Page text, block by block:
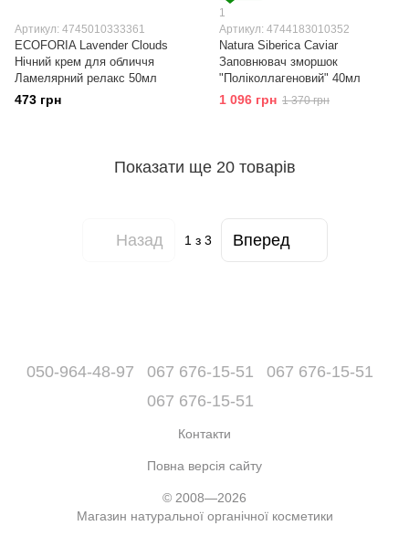
Артикул: 4745010333361
ECOFORIA Lavender Clouds
Нічний крем для обличчя
Ламелярний релакс 50мл
473 грн
1
Артикул: 4744183010352
Natura Siberica Caviar
Заповнювач зморшок
"Поліколлагеновий" 40мл
1 096 грн 1 370 грн
Показати ще 20 товарів
Назад 1 з 3 Вперед
050-964-48-97 067 676-15-51
067 676-15-51
067 676-15-51
Контакти
Повна версія сайту
© 2008—2026
Магазин натуральної органічної косметики